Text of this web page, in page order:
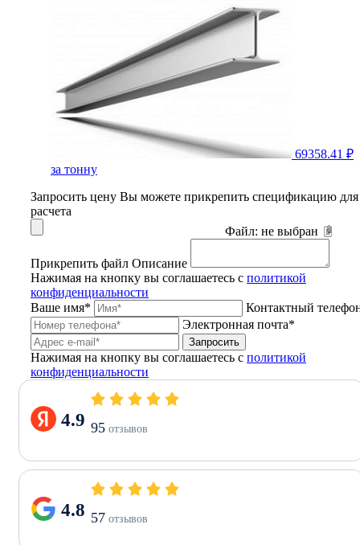
69358.41 ₽
за тонну
Запросить цену Вы можете прикрепить спецификацию для
расчета
Файл: не выбран
Прикрепить файл Описание
Нажимая на кнопку вы соглашаетесь с политикой
конфиденциальности
Ваше имя*
Контактный
Электронная почта*
Запросить
Нажимая на кнопку вы соглашаетесь с политикой
конфиденциальности
4.9 95 отзывов
4.8 57 отзывов